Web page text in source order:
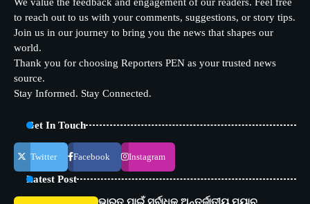
We value the feedback and engagement of our readers. Feel free
to reach out to us with your comments, suggestions, or story tips.
Join us in our journey to bring you the news that shapes our
world.
Thank you for choosing Reporters PEN as your trusted news
source.
Stay Informed. Stay Connected.
Get In Touch
Twitter Facebook Instagram
Latest Post